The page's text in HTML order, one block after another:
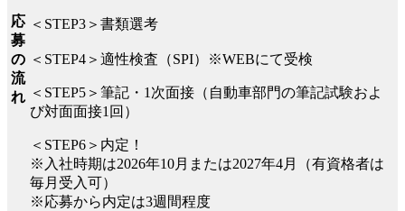
応
募
の
流
れ
＜STEP3＞書類選考
＜STEP4＞適性検査（SPI）※WEBにて受検
＜STEP5＞筆記・1次面接（自動車部門の筆記試験およ
び対面面接1回）
＜STEP6＞内定！
※入社時期は2026年10月または2027年4月（有資格者は
毎月受入可）
※応募から内定は3週間程度